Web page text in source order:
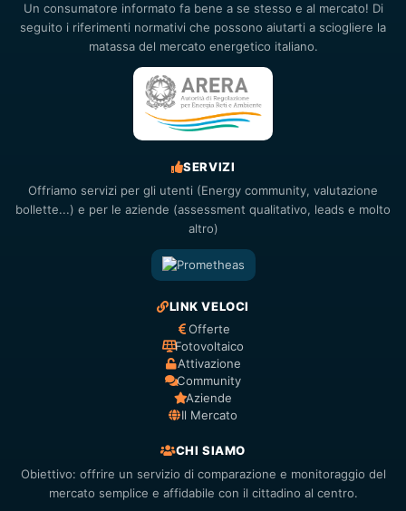
Un consumatore informato fa bene a se stesso e al mercato! Di
seguito i riferimenti normativi che possono aiutarti a sciogliere la
matassa del mercato energetico italiano.
SERVIZI
Offriamo servizi per gli utenti (Energy community, valutazione
bollette...) e per le aziende (assessment qualitativo, leads e molto
altro)
LINK VELOCI
Offerte
Fotovoltaico
Attivazione
Community
Aziende
Il Mercato
CHI SIAMO
Obiettivo: offrire un servizio di comparazione e monitoraggio del
mercato semplice e affidabile con il cittadino al centro.